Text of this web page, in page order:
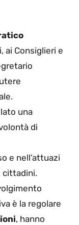
ai Consiglieri e
una
di
e nell’attuazi
cittadini.
è la regolare
, hanno